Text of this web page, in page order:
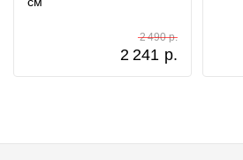
2 241 р.
2 490 р.